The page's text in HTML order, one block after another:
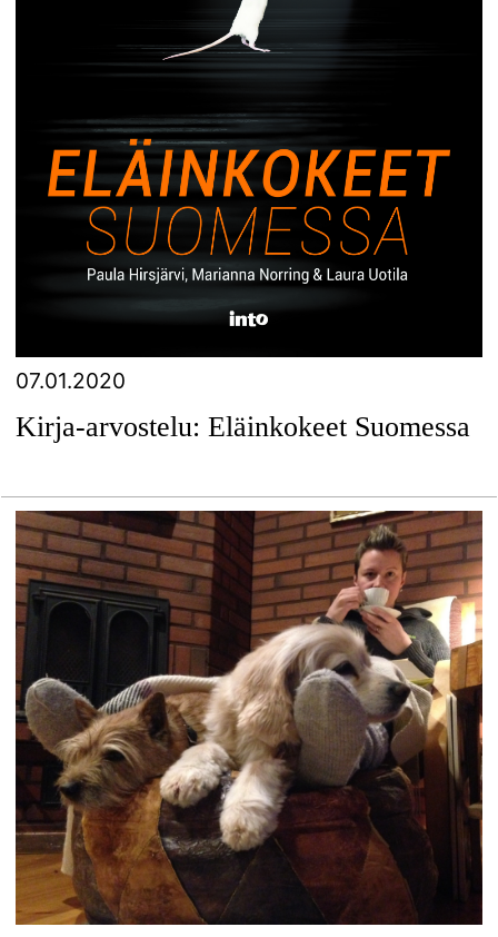
07.01.2020
Kirja-arvostelu: Eläinkokeet Suomessa